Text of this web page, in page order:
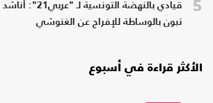
5
قيادي بالنهضة التونسية
تبون بالوساطة للإفراج عن الغنوشي
الأكثر قراءة في أسبوع